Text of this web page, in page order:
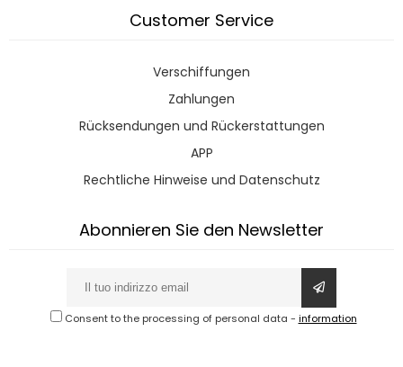
Customer Service
Verschiffungen
Zahlungen
Rücksendungen und Rückerstattungen
APP
Rechtliche Hinweise und Datenschutz
Abonnieren Sie den Newsletter
Consent to the processing of personal data - information